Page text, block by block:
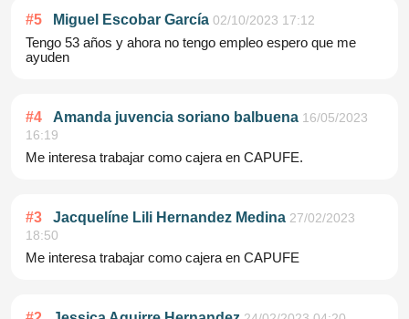
#5 Miguel Escobar García 02/10/2023 17:12
Tengo 53 años y ahora no tengo empleo espero que me
ayuden
#4 Amanda juvencia soriano balbuena 16/05/2023
16:19
Me interesa trabajar como cajera en CAPUFE.
#3 Jacquelíne Lili Hernandez Medina 27/02/2023
18:50
Me interesa trabajar como cajera en CAPUFE